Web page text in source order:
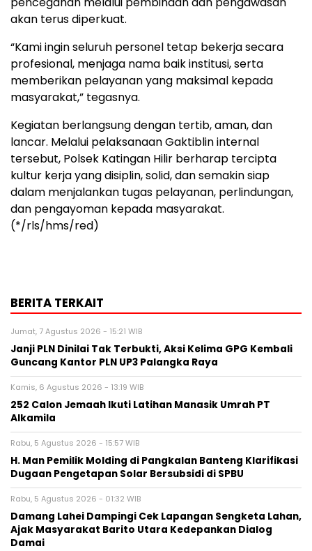
akan terus diperkuat.
“Kami ingin seluruh personel tetap bekerja secara
profesional, menjaga nama baik institusi, serta
memberikan pelayanan yang maksimal kepada
masyarakat,” tegasnya.
Kegiatan berlangsung dengan tertib, aman, dan
lancar. Melalui pelaksanaan Gaktiblin internal
tersebut, Polsek Katingan Hilir berharap tercipta
kultur kerja yang disiplin, solid, dan semakin siap
dalam menjalankan tugas pelayanan, perlindungan,
dan pengayoman kepada masyarakat.
(*/rls/hms/red)
BERITA TERKAIT
Jumat, 7 Agustus 2026 - 15:21 WIB
Janji PLN Dinilai Tak Terbukti, Aksi Kelima GPG Kembali
Guncang Kantor PLN UP3 Palangka Raya
Kamis, 6 Agustus 2026 - 13:19 WIB
252 Calon Jemaah Ikuti Latihan Manasik Umrah PT
Alkamila
Rabu, 5 Agustus 2026 - 15:57 WIB
H. Man Pemilik Molding di Pangkalan Banteng Klarifikasi
Dugaan Pengetapan Solar Bersubsidi di SPBU
Rabu, 5 Agustus 2026 - 01:32 WIB
Damang Lahei Dampingi Cek Lapangan Sengketa Lahan,
Ajak Masyarakat Barito Utara Kedepankan Dialog
Damai